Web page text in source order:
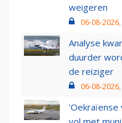
weigeren
06-08-
Analyse
duurder
de reiziger
06-08-
'Oekraïense